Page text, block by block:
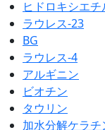
ヒドロキシエ
ラウレス-23
BG
ラウレス-4
アルギニン
ビオチン
タウリン
加水分解ケラチ